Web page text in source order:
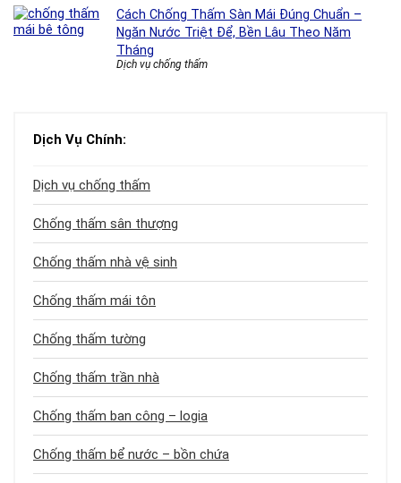
Cách Chống Thấm Sàn Mái Đúng Chuẩn –
Ngăn Nước Triệt Để, Bền Lâu Theo Năm
Tháng
Dịch vụ chống thấm
Dịch Vụ Chính:
Dịch vụ chống thấm
Chống thấm sân thượng
Chống thấm nhà vệ sinh
Chống thấm mái tôn
Chống thấm tường
Chống thấm trần nhà
Chống thấm ban công – logia
Chống thấm bể nước – bồn chứa